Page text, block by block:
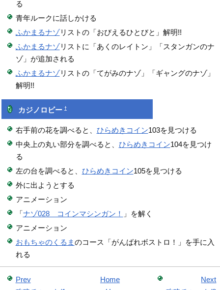
る
青年ルークに話しかける
ふかまるナゾリストの「おびえるひとびと」解明!!
ふかまるナゾリストに「あくのレイトン」「スタンガンのナ
ゾ」が追加される
ふかまるナゾリストの「てがみのナゾ」「ギャングのナゾ」
解明!!
カジノロビー †
右手前の花を調べると、 ひらめきコイン103を見つける
中央上の丸い部分を調べると、 ひらめきコイン104を見つけ
る
左の台を調べると、 ひらめきコイン105を見つける
外に出ようとする
アニメーション
「ナゾ028 コインマシンガン！
」を解く
アニメーション
おもちゃのくるまのコース「がんばれボストロ！」を手に入
れる
Prev
Next
Home